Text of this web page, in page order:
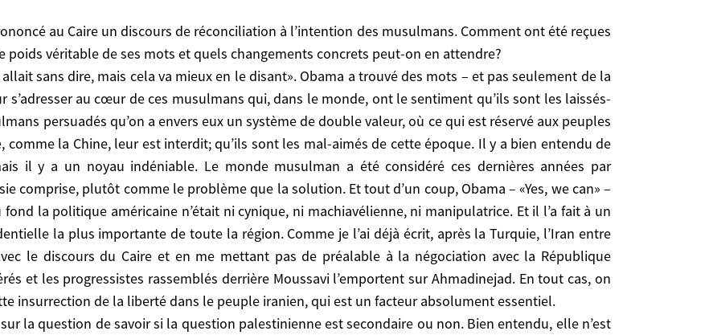
poids véritable de ses mots et quels changements concrets peut-on en attendre?
sans dire, mais cela va mieux en le disant». Obama a trouvé des mots – et pas seulement de la
s’adresser au cœur de ces musulmans qui, dans le monde, ont le sentiment qu’ils sont les laissés-
persuadés qu’on a envers eux un système de double valeur, où ce qui est réservé aux peuples
comme la Chine, leur est interdit; qu’ils sont les mal-aimés de cette époque. Il y a bien entendu de
il y a un noyau indéniable. Le monde musulman a été considéré ces dernières années par
comprise, plutôt comme le problème que la solution. Et tout d’un coup, Obama – «Yes, we can» –
la politique américaine n’était ni cynique, ni machiavélienne, ni manipulatrice. Et il l’a fait à un
la plus importante de toute la région. Comme je l’ai déjà écrit, après la Turquie, l’Iran entre
le discours du Caire et en me mettant pas de préalable à la négociation avec la République
et les progressistes rassemblés derrière Moussavi l’emportent sur Ahmadinejad. En tout cas, on
insurrection de la liberté dans le peuple iranien, qui est un facteur absolument essentiel.
la question de savoir si la question palestinienne est secondaire ou non. Bien entendu, elle n’est
accrochés en chapelet.
de ses mots et quels changements concrets peut-on en attendre?
sans dire, mais cela va mieux en le disant». Obama a trouvé des mots – et pas seulement de la
au cœur de ces musulmans qui, dans le monde, ont le sentiment qu’ils sont les laissés-pour-
qu’on a envers eux un système de double valeur, où ce qui est réservé aux peuples non
Chine, leur est interdit; qu’ils sont les mal-aimés de cette époque. Il y a bien entendu de l’exagération,
Le monde musulman a été considéré ces dernières années par l’ensemble des puissances
que la solution. Et tout d’un coup, Obama – «Yes, we can» – a eu les mots qu’il fallait pour
cynique, ni machiavélienne, ni manipulatrice. Et il l’a fait à un moment où se jouait en Iran l’élection
je l’ai déjà écrit, après la Turquie, l’Iran entre dans la voie de la démocratie. Et Obama, avec le
à la négociation avec la République islamique, a tout fait tout pour que les modérés et les
sur Ahmadinejad. En tout cas, on ne pourra pas lui reprocher d’avoir saboté cette insurrection de
essentiel.